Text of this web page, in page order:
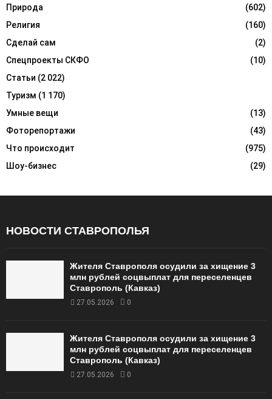
Природа
(602)
Религия
(160)
Сделай сам
(2)
Спецпроекты СКФО
(10)
Статьи (2 022)
Туризм (1 170)
Умные вещи
(13)
Фоторепортажи
(43)
Что происходит
(975)
Шоу-бизнес
(29)
НОВОСТИ СТАВРОПОЛЬЯ
Жителя Ставрополя осудили за хищение 3
млн рублей соцвыплат для переселенцев
Ставрополь (Кавказ)
27.05.2026 0
Жителя Ставрополя осудили за хищение 3
млн рублей соцвыплат для переселенцев
Ставрополь (Кавказ)
27.05.2026 0